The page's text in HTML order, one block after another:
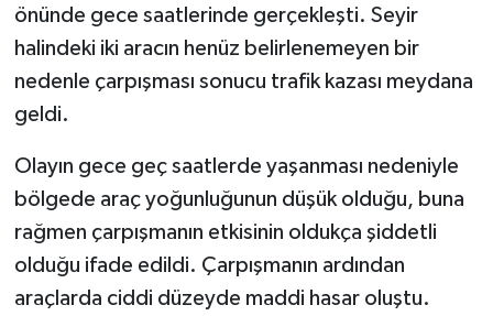
önünde gece saatlerinde gerçekleşti. Seyir
halindeki iki aracın henüz belirlenemeyen bir
nedenle çarpışması sonucu trafik kazası meydana
geldi.
Olayın gece geç saatlerde yaşanması nedeniyle
bölgede araç yoğunluğunun düşük olduğu, buna
rağmen çarpışmanın etkisinin oldukça şiddetli
olduğu ifade edildi. Çarpışmanın ardından
araçlarda ciddi düzeyde maddi hasar oluştu.
Tosya Haberleri
Karadeniz Haberleri
Siyaset Haberleri
Dünya Haberleri